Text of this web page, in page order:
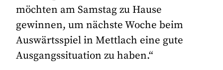
möchten am Samstag zu Hause
gewinnen, um nächste Woche beim
Auswärtsspiel in Mettlach eine gute
Ausgangssituation zu haben.“